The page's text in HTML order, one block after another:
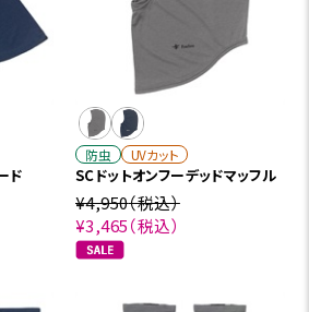
ド
防虫 UVカット
SCドットオンフーデッドマッフル
¥4,950（税込）
¥3,465（税込）